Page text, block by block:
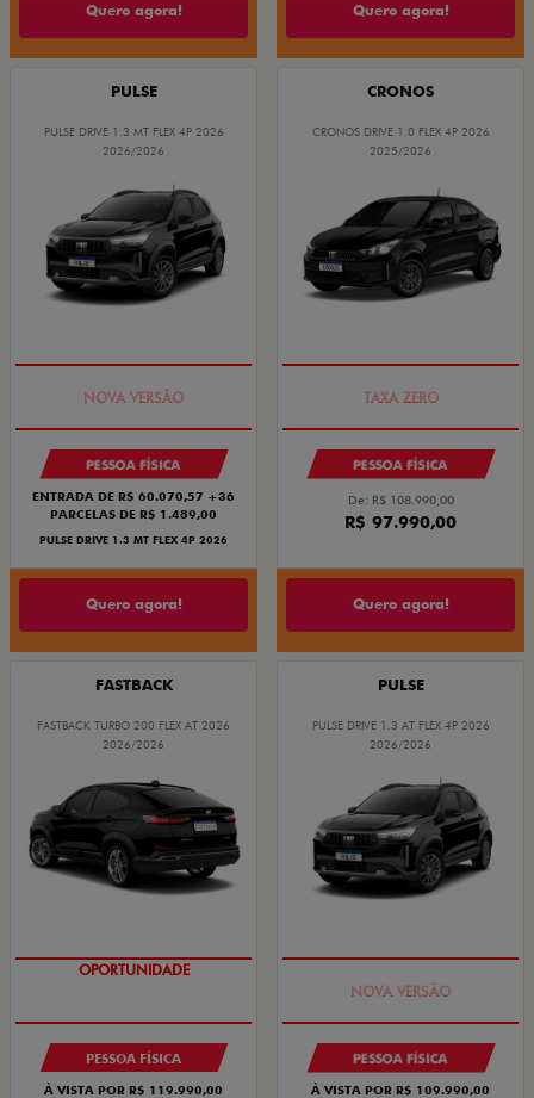
Quero agora! Quero agora!
PULSE
PULSE DRIVE 1.3 MT FLEX 4P 2026
2026/2026
PESSOA FÍSICA
ENTRADA DE R$ 60.070,57 +36
PARCELAS DE R$ 1.489,00
PULSE DRIVE 1.3 MT FLEX 4P 2026
Quero agora!
CRONOS
CRONOS DRIVE 1.0 FLEX 4P 2026
2025/2026
PESSOA FÍSICA
De: R$ 108.990,00
R$ 97.990,00
Quero agora!
FASTBACK
FASTBACK TURBO 200 FLEX AT 2026
2026/2026
OPORTUNIDADE
PESSOA FÍSICA
À VISTA POR R$ 119.990,00
PULSE
PULSE DRIVE 1.3 AT FLEX 4P 2026
2026/2026
PESSOA FÍSICA
À VISTA POR R$ 109.990,00